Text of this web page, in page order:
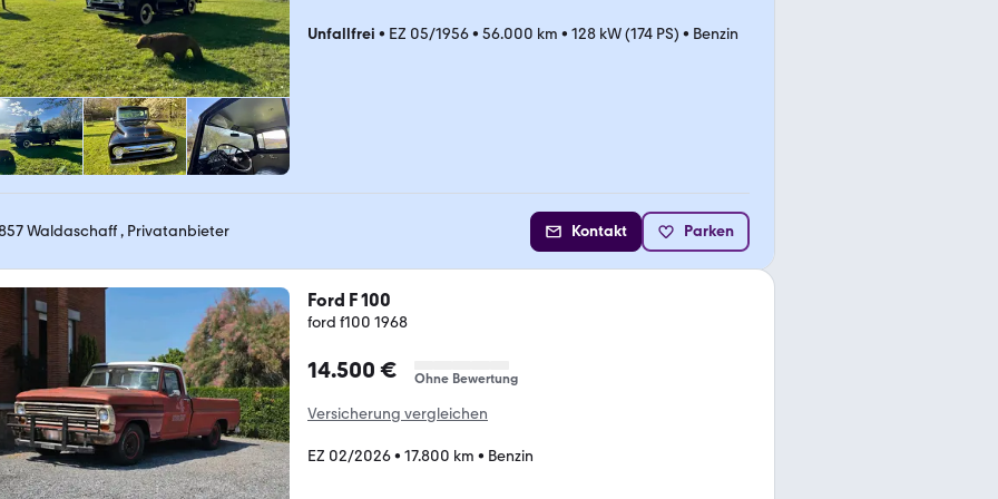
Unfallfrei • EZ 05/1956• 56.000 km • 128 kW (174 PS) • Benzin
Waldaschaff , Privatanbieter Kontakt Parken
Ford F 100
ford f100 1968
14.500 € Ohne Bewertung
Versicherung vergleichen
EZ 02/2026• 17.800 km • Benzin